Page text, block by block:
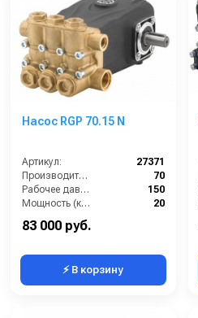
Насос RGP 70.15 N
Артикул:
27371
Производительность (л/мин):
70
Рабочее давление (бар):
150
Мощность (кВт):
20
83 000 руб.
⚡ В корзину